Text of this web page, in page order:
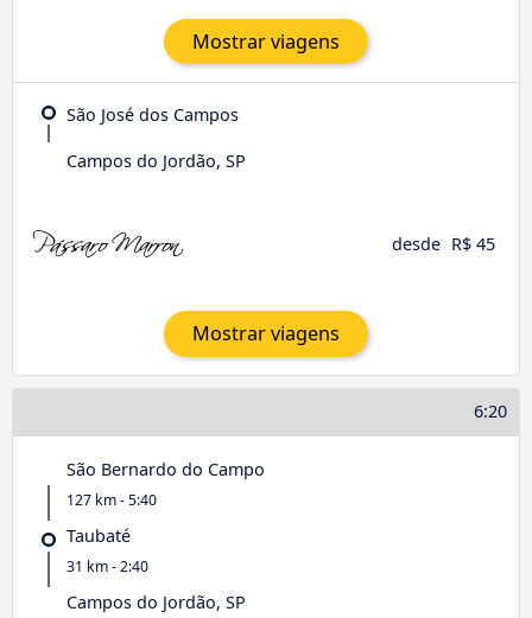
Mostrar viagens
São José dos Campos
Campos do Jordão, SP
desde R$ 45
Mostrar viagens
6:20
São Bernardo do Campo
127 km - 5:40
Taubaté
31 km - 2:40
Campos do Jordão, SP